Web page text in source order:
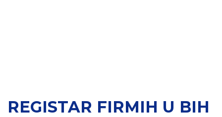
REGISTAR FIRMIH U BIH